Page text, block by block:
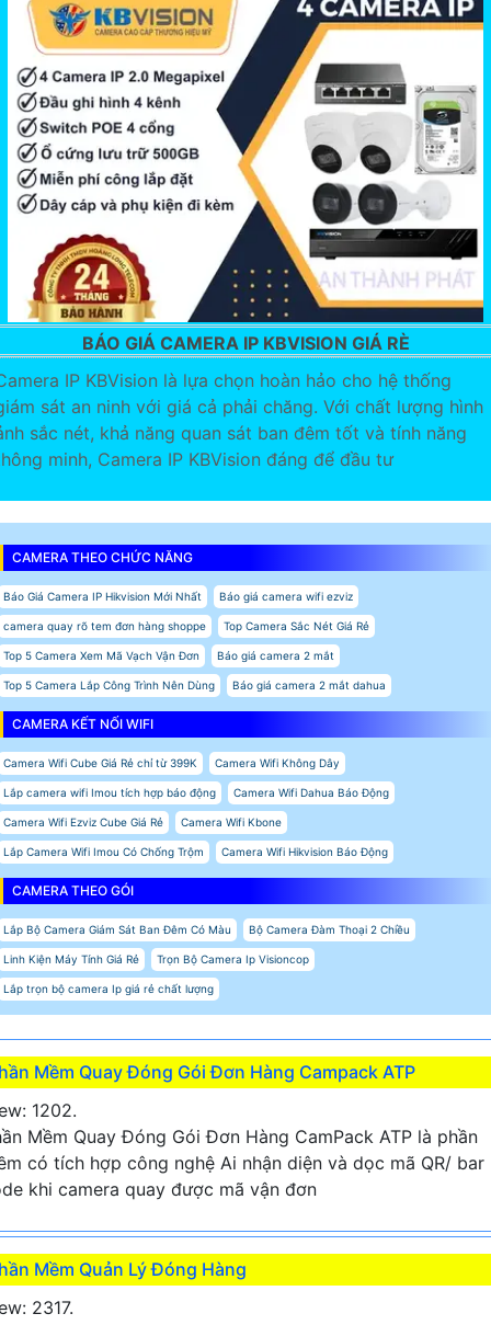
BÁO GIÁ CAMERA IP KBVISION GIÁ RÈ
IP KBVision là lựa chọn hoàn hảo cho hệ thống
sát an ninh với giá cả phải chăng. Với chất lượng hình
sắc nét, khả năng quan sát ban đêm tốt và tính năng
minh, Camera IP KBVision đáng để đầu tư
CAMERA THEO CHỨC NĂNG
Báo Giá Camera IP Hikvision Mới Nhất Báo giá camera wifi ezviz
camera quay rõ tem đơn hàng shoppe Top Camera Sắc Nét Giá Rẻ
Top 5 Camera Xem Mã Vạch Vận Đơn Báo giá camera 2 mắt
Top 5 Camera Lắp Công Trình Nên Dùng Báo giá camera 2 mắt dahua
CAMERA KẾT NỐI WIFI
Camera Wifi Cube Giá Rẻ chỉ từ 399K Camera Wifi Không Dây
Lắp camera wifi Imou tích hợp báo động Camera Wifi Dahua Báo Động
Camera Wifi Ezviz Cube Giá Rẻ Camera Wifi Kbone
Lắp Camera Wifi Imou Có Chống Trộm Camera Wifi Hikvision Báo Động
CAMERA THEO GÓI
Lắp Bộ Camera Giám Sát Ban Đêm Có Màu Bộ Camera Đàm Thoại 2 Chiều
Linh Kiện Máy Tính Giá Rẻ Trọn Bộ Camera Ip Visioncop
Lắp trọn bộ camera Ip giá rẻ chất lượng
Mềm Quay Đóng Gói Đơn Hàng Campack ATP
1202.
Mềm Quay Đóng Gói Đơn Hàng CamPack ATP là phần
có tích hợp công nghệ Ai nhận diện và dọc mã QR/ bar
khi camera quay được mã vận đơn
Mềm Quản Lý Đóng Hàng
2317.